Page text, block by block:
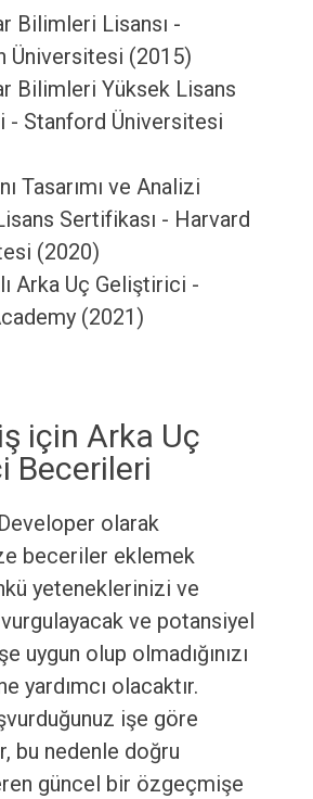
Bilimleri Lisansı -
Üniversitesi (2015)
Bilimleri Yüksek Lisans
- Stanford Üniversitesi
Tasarımı ve Analizi
Sertifikası - Harvard
(2020)
Arka Uç Geliştirici -
(2021)
için Arka Uç
Becerileri
olarak
beceriler eklemek
yeteneklerinizi ve
ve potansiyel
uygun olup olmadığınızı
yardımcı olacaktır.
işe göre
bu nedenle doğru
güncel bir özgeçmişe